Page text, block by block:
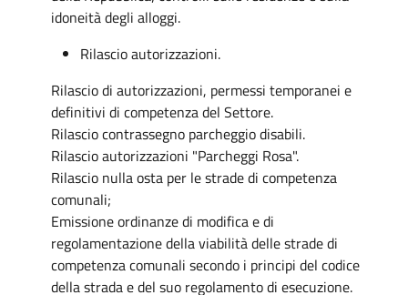
idoneità degli alloggi.
Rilascio autorizzazioni.
Rilascio di autorizzazioni, permessi temporanei e
definitivi di competenza del Settore.
Rilascio contrassegno parcheggio disabili.
Rilascio autorizzazioni "Parcheggi Rosa".
Rilascio nulla osta per le strade di competenza
comunali;
Emissione ordinanze di modifica e di
regolamentazione della viabilità delle strade di
competenza comunali secondo i principi del codice
della strada e del suo regolamento di esecuzione.